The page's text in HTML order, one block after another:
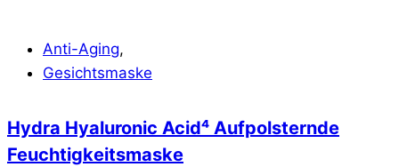
Anti-Aging,
Gesichtsmaske
Hydra Hyaluronic Acid⁴ Aufpolsternde
Feuchtigkeitsmaske